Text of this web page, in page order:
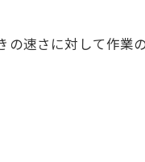
速さに対して作業